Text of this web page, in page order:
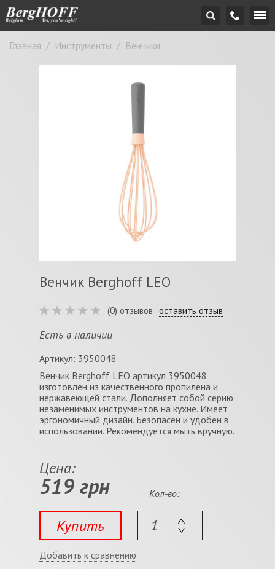
Главная / Инструменты / Венчики
Венчик Berghoff LEO
(0) отзывов оставить отзыв
Есть в наличии
Артикул: 3950048
Венчик Berghoff LEO артикул 3950048
изготовлен из качественного пропилена и
нержавеющей стали. Дополняет собой серию
незаменимых инструментов на кухне. Имеет
эргономичный дизайн. Безопасен и удобен в
использовании. Рекомендуется мыть вручную.
Цена:
519 грн
Купить
Кол-во:
Добавить к сравнению